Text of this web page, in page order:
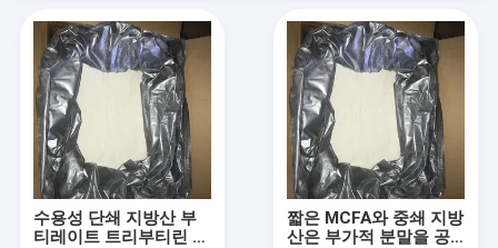
수용성 단쇄 지방산 부
티레이트 트리부티린 플
짧은 MCFA와 중쇄 지방
산은 부가적 분말을 공